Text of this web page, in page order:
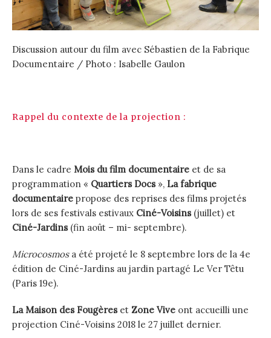
Discussion autour du film avec Sébastien de la Fabrique
Documentaire / Photo : Isabelle Gaulon
Rappel du contexte de la projection :
Dans le cadre Mois du film documentaire et de sa
programmation « Quartiers Docs», La fabrique
documentaire propose des reprises des films projetés
lors de ses festivals estivaux Ciné-Voisins(juillet) et
Ciné-Jardins(fin août – mi- septembre).
Microcosmosa été projeté le 8 septembre lors de la 4e
édition de Ciné-Jardins au jardin partagé Le Ver Têtu
(Paris 19e).
La Maison des Fougèreset Zone Vive ont accueilli une
projection Ciné-Voisins 2018 le 27 juillet dernier.